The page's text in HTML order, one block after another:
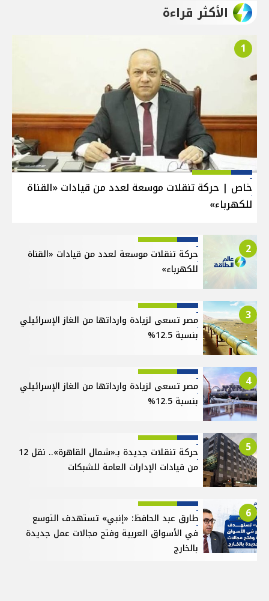
الأكثر قراءة
1
خاص | حركة تنقلات موسعة لعدد من قيادات «القناة
للكهرباء»
2
حركة تنقلات موسعة لعدد من قيادات «القناة
للكهرباء»
3
مصر تسعى لزيادة وارداتها من الغاز الإسرائيلي
بنسبة 12.5%
4
مصر تسعى لزيادة وارداتها من الغاز الإسرائيلي
بنسبة 12.5%
5
حركة تنقلات جديدة بـ«شمال القاهرة».. نقل 12
من قيادات الإدارات العامة للشبكات
6
طارق عبد الحافظ: «إنبي» تستهدف التوسع
في الأسواق العربية وفتح مجالات عمل جديدة
بالخارج